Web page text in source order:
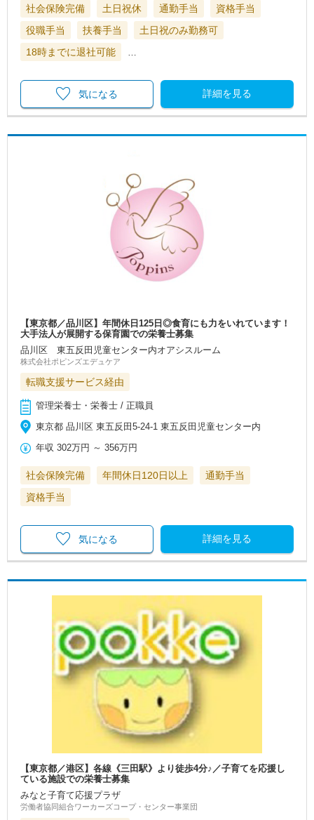
社会保険完備 土日祝休 通勤手当
資格手当
役職手当
扶養手当
土日祝のみ勤務可
18時までに退社可能
詳細を見る
気になる
【東京都／品川区】年間休日125日◎食育にも力をいれています！
大手法人が展開する保育園での栄養士募集
品川区 東五反田児童センター内オアシスルーム
株式会社ポピンズエデュケア
転職支援サービス経由
管理栄養士・栄養士 / 正職員
東京都 品川区 東五反田5-24-1 東五反田児童センター内
年収 302万円 ～356万円
社会保険完備 年間休日120日以上
通勤手当
資格手当
詳細を見る
気になる
【東京都／港区】各線《三田駅》より徒歩4分♪／子育てを応援し
ている施設での栄養士募集
みなと子育て応援プラザ
労働者協同組合ワーカーズコープ・センター事業団